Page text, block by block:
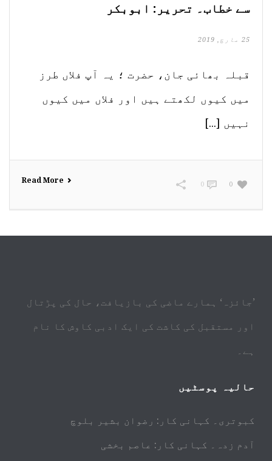
سے خطاب۔ تحریر: ابوبکر
25 مارچ, 2019
قبلہ بھائی جان، حضرت ؛ یہ آپ فلاں طرز
میں کیوں لکھتے ہیں اور فلاں میں کیوں
نہیں [...]
Read More 0
0
’جائزہ‘ ہمارے ماضی کی بازیافت، حال کی پڑتال
اور مستقبل کی کاشت کی ایک ادبی کاوش کا نام
ہے۔
حالیہ پوسٹیں
کبوتری۔ کہانی کار: رضوان بشیر بلوچ
آدم زدہ۔ کہانی کار: عاصم بخشی